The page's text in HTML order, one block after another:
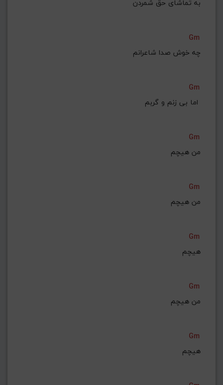
به تماشای حق شمردن
Gm
چه خوش صدا شاعرانم
Gm
Gm
من هیچم
Gm
من هیچم
Gm
هیچم
Gm
من هیچم
Gm
هیچم